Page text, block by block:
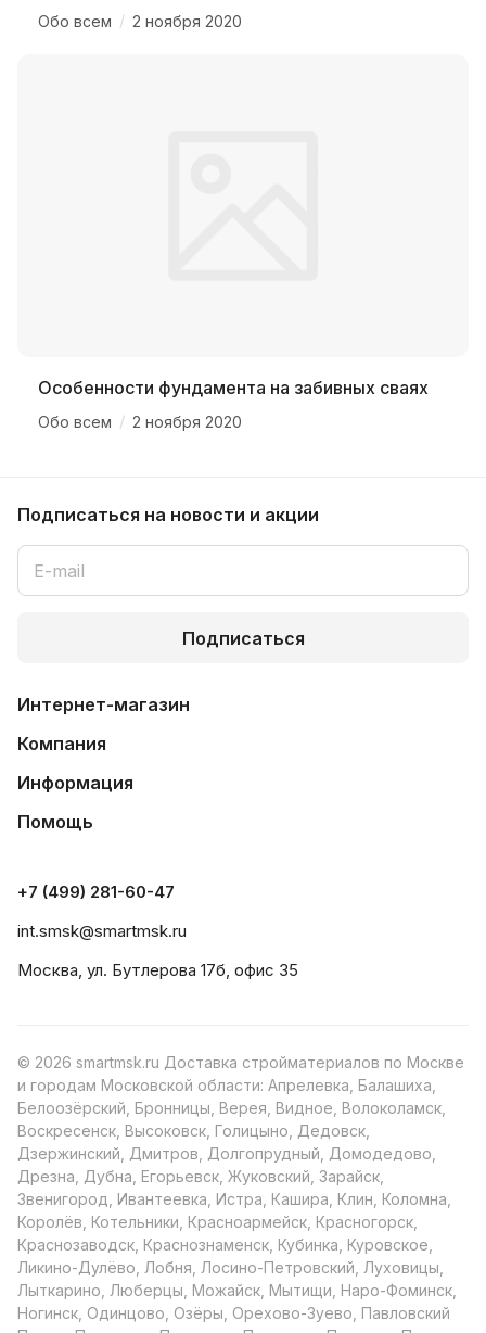
Обо всем / 2 ноября 2020
Особенности фундамента на забивных сваях
Обо всем / 2 ноября 2020
Подписаться на новости и акции
Подписаться
Интернет-магазин
Компания
Информация
Помощь
+7 (499) 281-60-47
int.smsk@smartmsk.ru
Москва, ул. Бутлерова 17б, офис 35
© 2026 smartmsk.ru Доставка стройматериалов по Москве
и городам Московской области: Апрелевка, Балашиха,
Белоозёрский, Бронницы, Верея, Видное, Волоколамск,
Воскресенск, Высоковск, Голицыно, Дедовск,
Дзержинский, Дмитров, Долгопрудный, Домодедово,
Дрезна, Дубна, Егорьевск, Жуковский, Зарайск,
Звенигород, Ивантеевка, Истра, Кашира, Клин, Коломна,
Королёв, Котельники, Красноармейск, Красногорск,
Краснозаводск, Краснознаменск, Кубинка, Куровское,
Ликино-Дулёво, Лобня, Лосино-Петровский, Луховицы,
Лыткарино, Люберцы, Можайск, Мытищи, Наро-Фоминск,
Ногинск, Одинцово, Озёры, Орехово-Зуево, Павловский